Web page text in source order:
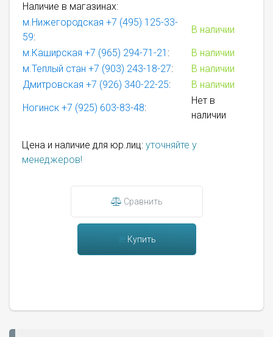
Наличие в магазинах:
м.Нижегородская +7 (495) 125-33-
59:
В наличии
м.Каширская +7 (965) 294-71-21 :
В наличии
м.Теплый стан +7 (903) 243-18-27:
В наличии
Дмитровская +7 (926) 340-22-25:
В наличии
Ногинск +7 (925) 603-83-48:
Нет в
наличии
Цена и наличие для юр.лиц: уточняйте у
менеджеров!
Сравнить
Купить